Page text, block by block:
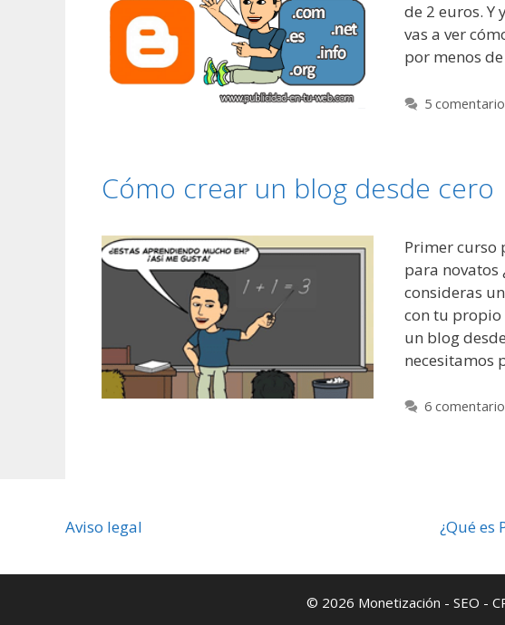
de 2 euros. Y
vas a ver
por menos
5
Cómo crear un blog desde
Primer curso
para novatos
consideras
con tu propio
un blog
necesitamos
6
Aviso legal ¿Qué es
© 2026 Monetización - SEO -